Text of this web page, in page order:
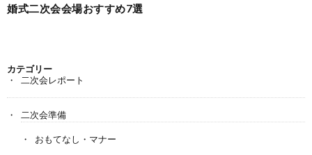
婚式二次会会場おすすめ7選
カテゴリー
二次会レポート
二次会準備
おもてなし・マナー